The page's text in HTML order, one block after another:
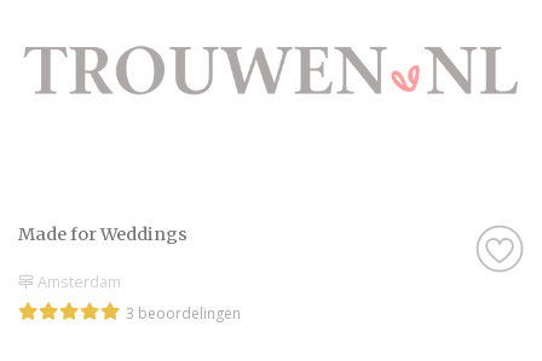
Made for Weddings
Amsterdam
3 beoordelingen